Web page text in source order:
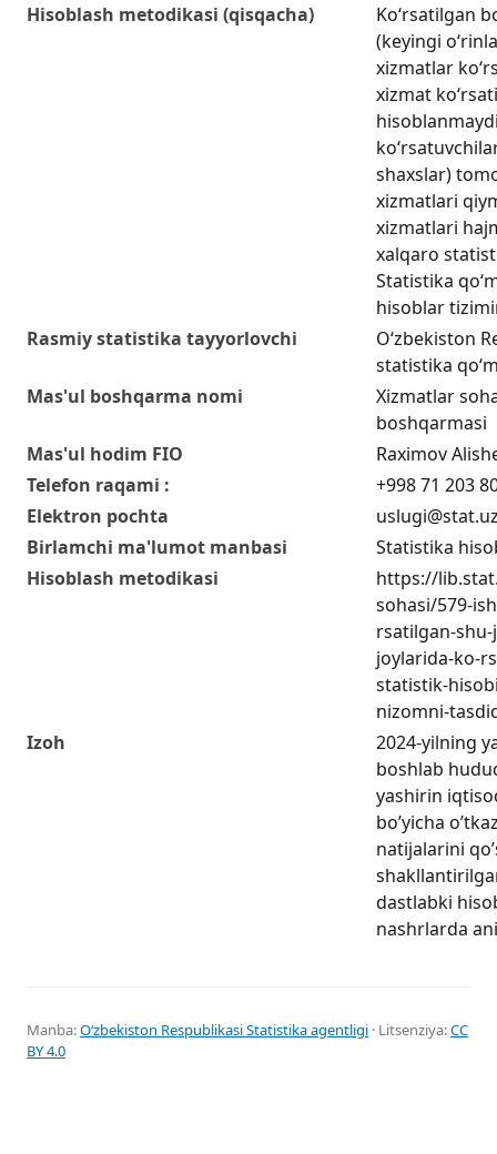
Hisoblash metodikasi (qisqacha)
Ko‘rsatilgan
(keyingi
xizmatlar
xizmat
shaxslar)
xizmatlari
xizmatlari
xalqaro
Statistika
hisoblar
Rasmiy statistika tayyorlovchi
O‘zbekiston
statistika
Mas'ul boshqarma nomi
Xizmatlar
boshqarmasi
Mas'ul hodim FIO
Raximov
Telefon raqami :
+998 71 203
Elektron pochta
Birlamchi ma'lumot manbasi
Statistika
Hisoblash metodikasi
https://
sohasi/579-
rsatilgan-
joylarida-ko-
statistik-
nizomni-
Izoh
2024-yilning
boshlab
yashirin
boʼyicha
natijalarini
dastlabki
nashrlarda
Manba:Oʻzbekiston Respublikasi Statistika agentligi · Litsenziya:CC
BY 4.0